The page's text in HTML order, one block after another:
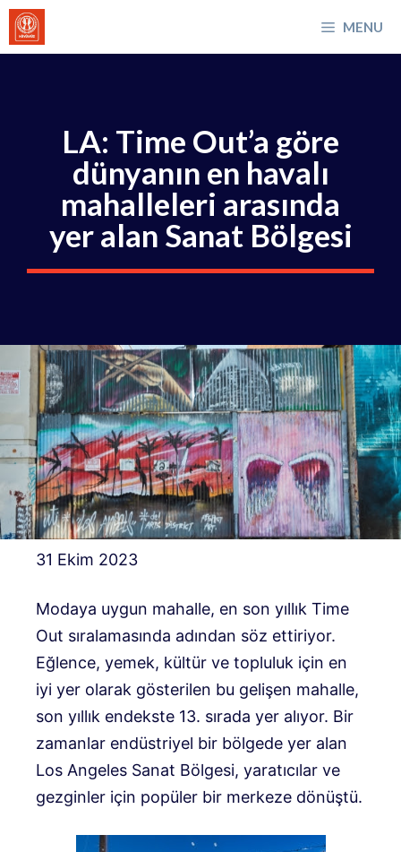
İçeriğe
atla
MENU
LA: Time Out’a göre
dünyanın en havalı
mahalleleri arasında
yer alan Sanat Bölgesi
31 Ekim 2023
Modaya uygun mahalle, en son yıllık Time
Out sıralamasında adından söz ettiriyor.
Eğlence, yemek, kültür ve topluluk için en
iyi yer olarak gösterilen bu gelişen mahalle,
son yıllık endekste 13. sırada yer alıyor. Bir
zamanlar endüstriyel bir bölgede yer alan
Los Angeles Sanat Bölgesi, yaratıcılar ve
gezginler için popüler bir merkeze dönüştü.